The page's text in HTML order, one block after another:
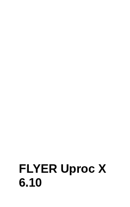
FLYER Uproc X
6.10